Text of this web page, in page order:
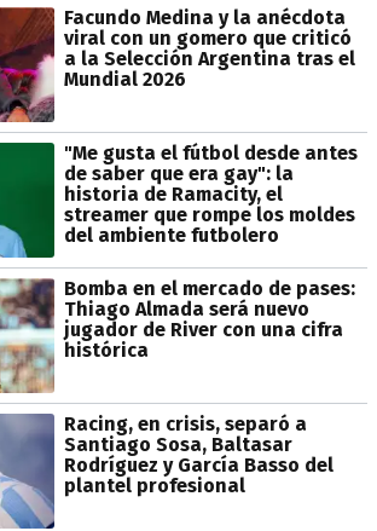
Facundo Medina y la anécdota
viral con un gomero que criticó
a la Selección Argentina tras el
Mundial 2026
"Me gusta el fútbol desde antes
de saber que era gay": la
historia de Ramacity, el
streamer que rompe los moldes
del ambiente futbolero
Bomba en el mercado de pases:
Thiago Almada será nuevo
jugador de River con una cifra
histórica
Racing, en crisis, separó a
Santiago Sosa, Baltasar
Rodríguez y García Basso del
plantel profesional